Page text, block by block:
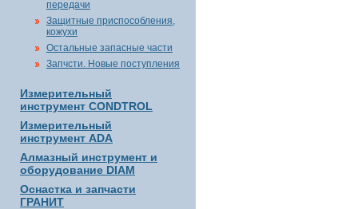
передачи
Защитные приспособления,
кожухи
Остальные запасные части
Запчсти. Новые поступления
Измерительный
инструмент CONDTROL
Измерительный
инструмент ADA
Алмазный инструмент и
оборудование DIAM
Оснастка и запчасти
ГРАНИТ